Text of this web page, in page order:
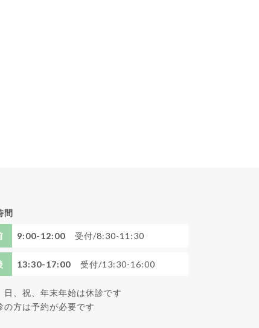
間
9:00-12:00 受付/8:30-11:30
13:30-17:00 受付/13:30-16:00
、祝、年末年始は休診です
方は予約が必要です